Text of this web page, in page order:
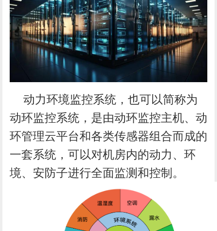
动力环境监控系统，也可以简称为
动环监控系统，是由动环监控主机、动
环管理云平台和各类传感器组合而成的
一套系统，可以对机房内的动力、环
境、安防子进行全面监测和控制。